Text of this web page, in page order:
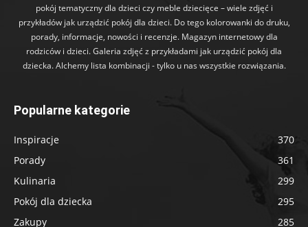
pokój tematyczny dla dzieci czy meble dziecięce – wiele zdjęć i
przykładów jak urządzić pokój dla dzieci. Do tego kolorowanki do druku,
porady, informacje, nowości i recenzje. Magazyn internetowy dla
rodziców i dzieci. Galeria zdjęć z przykładami jak urządzić pokój dla
dziecka. Alchemy lista kombinacji - tylko u nas wszystkie rozwiązania.
Popularne kategorie
Inspiracje
370
Porady
361
Kulinaria
299
Pokój dla dziecka
295
Zakupy
285